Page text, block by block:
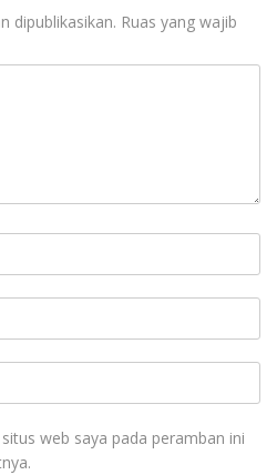
dipublikasikan. Ruas yang wajib
web saya pada peramban ini